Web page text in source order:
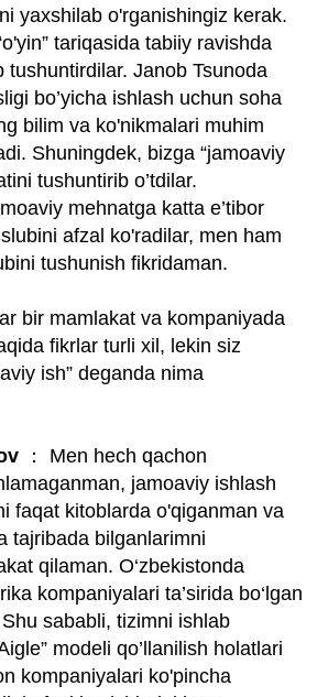
yaxshilab o'rganishingiz kerak.
tariqasida tabiiy ravishda
tushuntirdilar. Janob Tsunoda
bo’yicha ishlash uchun soha
bilim va ko'nikmalari muhim
Shuningdek, bizga “jamoaviy
tushuntirib o’tdilar.
mehnatga katta e’tibor
afzal ko'radilar, men ham
tushunish fikridaman.
bir mamlakat va kompaniyada
fikrlar turli xil, lekin siz
ish” deganda nima
： Men hech qachon
jamoaviy ishlash
faqat kitoblarda o'qiganman va
tajribada bilganlarimni
qilaman. O‘zbekistonda
kompaniyalari ta’sirida bo‘lgan
Shu sababli, tizimni ishlab
modeli qo’llanilish holatlari
kompaniyalari ko'pincha